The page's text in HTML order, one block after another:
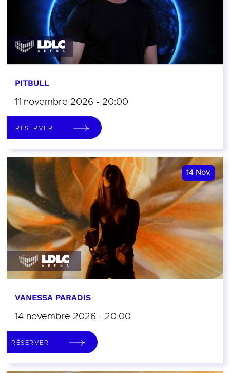
PITBULL
11 novembre 2026 - 20:00
RÉSERVER
14 Nov.
VANESSA PARADIS
14 novembre 2026 - 20:00
RÉSERVER